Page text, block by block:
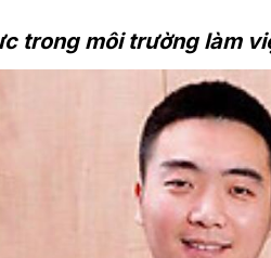
trong môi trường làm